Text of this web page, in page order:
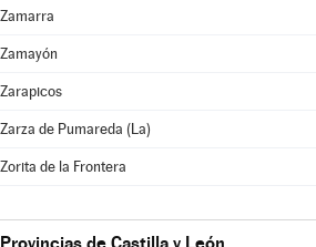
Zamarra
Zamayón
Zarapicos
Zarza de Pumareda (La)
Zorita de la Frontera